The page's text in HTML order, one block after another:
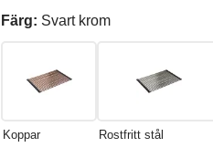
Färg: Svart krom
Koppar Rostfritt stål